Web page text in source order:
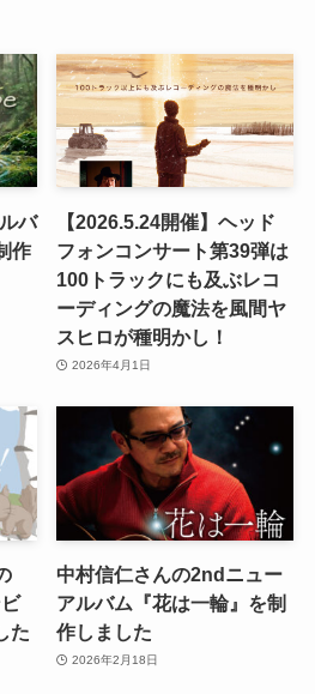
バ
作
【2026.5.24開催】ヘッド
フォンコンサート第39弾は
100トラックにも及ぶレコ
ーディングの魔法を風間ヤ
スヒロが種明かし！
2026年4月1日
た
中村信仁さんの2ndニュー
アルバム『花は一輪』を制
作しました
2026年2月18日